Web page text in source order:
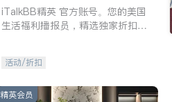
iTalkBB精英 官方账号。您的美国
生活福利播报员，精选独家折扣、
活动/折扣
精英会员